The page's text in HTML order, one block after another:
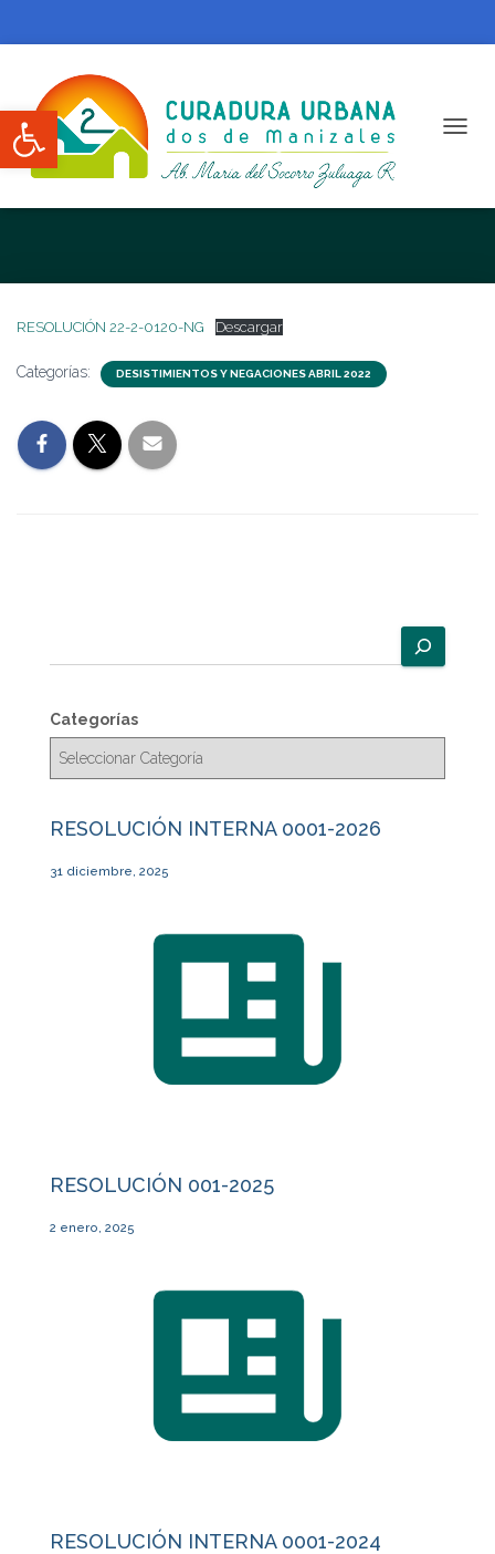
Abrir barra de herramientas
RESOLUCIÓN 22-2-0120-NG
RESOLUCIÓN 22-2-0120-NG Descargar
Categorías: DESISTIMIENTOS Y NEGACIONES ABRIL 2022
u
c
a
Categorías
RESOLUCIÓN INTERNA 0001-2026
31 diciembre, 2025
RESOLUCIÓN 001-2025
2 enero, 2025
RESOLUCIÓN INTERNA 0001-2024